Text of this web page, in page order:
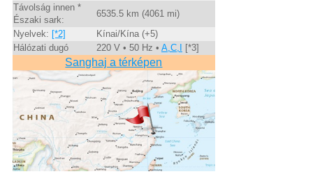
Távolság innen *
Északi sark:
6535.5 km (4061 mi)
Nyelvek: [*2]
Kínai/Kína (+5)
Hálózati dugó
220 V • 50 Hz • A,C,I [*3]
Sanghaj a térképen